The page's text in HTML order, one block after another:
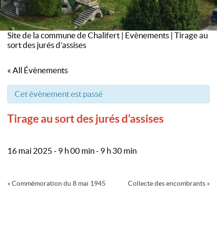
Site de la commune de Chalifert Evènements
Tirage au
sort des jurés d’assises
« All Évènements
Cet évènement est passé
Tirage au sort des jurés d’assises
16 mai 2025 - 9 h 00 min- 9 h 30 min
Navigation
Évènement
«Commémoration du 8 mai 1945 Collecte des encombrants »